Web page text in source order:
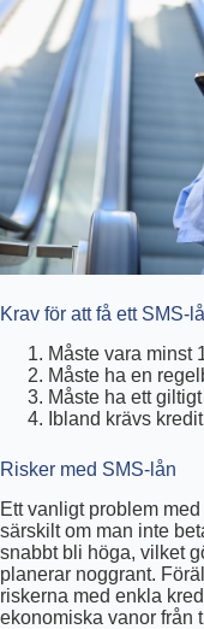
Krav för att få ett SMS-
Måste vara minst
Måste ha en
Måste ha ett
Ibland krävs
Risker med SMS-lån
Ett vanligt problem
särskilt om man inte
snabbt bli höga, vilket
planerar noggrant.
riskerna med enkla
ekonomiska vanor från